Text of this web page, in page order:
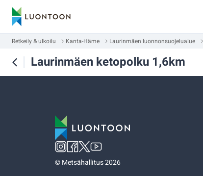
Retkeily & ulkoilu Kanta-Häme Laurinmäen luonnonsuojelualue
Laurinmäen ketopolku 1,6km
©Metsähallitus 2026